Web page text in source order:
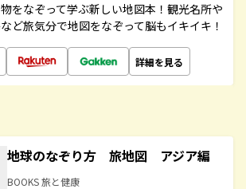
をなぞって学ぶ新しい地図本！観光名所や
ど旅気分で地図をなぞって脳もイキイキ！
詳細を見る
地球のなぞり方 旅地図 アジア編
BOOKS 旅と健康